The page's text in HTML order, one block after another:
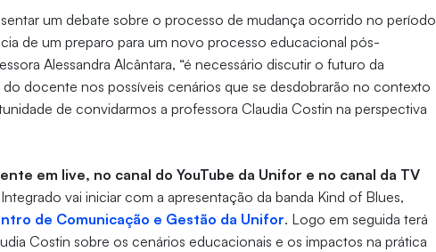
um debate sobre o processo de mudança ocorrido no período
de um preparo para um novo processo educacional pós-
Alessandra Alcântara, “é necessário discutir o futuro da
docente nos possíveis cenários que se desdobrarão no contexto
de convidarmos a professora Claudia Costin na perspectiva
em live, no canal do YouTube da Unifor e no canal da TV
vai iniciar com a apresentação da banda Kind of Blues,
de Comunicação e Gestão da Unifor. Logo em seguida terá
Costin sobre os cenários educacionais e os impactos na prática